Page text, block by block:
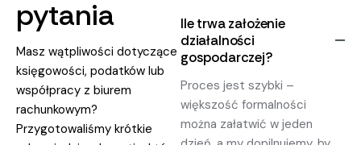
pytania
Masz wątpliwości dotyczące
księgowości, podatków lub
współpracy z biurem
rachunkowym?
Przygotowaliśmy krótkie
Ile trwa założenie
działalności
gospodarczej?
Proces jest szybki –
większość formalności
można załatwić w jeden